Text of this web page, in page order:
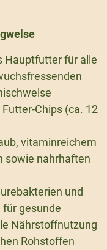
Hauptfutter für alle
Chips (ca. 12
vitaminreichem
sowie nahrhaften
und
gesunde
Nährstoffnutzung
Rohstoffen